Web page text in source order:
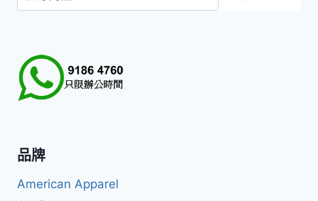
尋
品牌
American Apparel